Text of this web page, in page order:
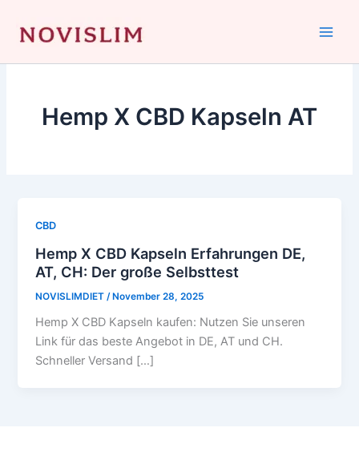
content
Hemp X CBD Kapseln AT
CBD
Hemp X CBD Kapseln Erfahrungen DE,
AT, CH: Der große Selbsttest
NOVISLIMDIET /November 28, 2025
Hemp X CBD Kapseln kaufen: Nutzen Sie unseren
Link für das beste Angebot in DE, AT und CH.
Schneller Versand […]